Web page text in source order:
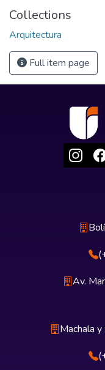
Collections
Arquitectura
Full item page
Av.
Machala